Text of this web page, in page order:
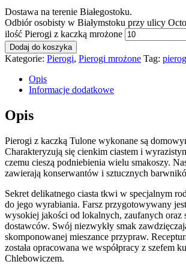
Dostawa na terenie Białegostoku.
Odbiór osobisty w Białymstoku przy ulicy
ilość Pierogi z kaczką mrożone
Dodaj do koszyka
Kategorie: Pierogi, Pierogi mrożone Tag:
Opis
Informacje dodatkowe
Opis
Pierogi z kaczką Tulone wykonane są
Charakteryzują się cienkim ciastem i
czemu cieszą podniebienia wielu smakoszy.
zawierają konserwantów i sztucznych
Sekret delikatnego ciasta tkwi w specjalnym
do jego wyrabiania. Farsz przygotowywany
wysokiej jakości od lokalnych, zaufanych oraz
dostawców. Swój niezwykły smak
skomponowanej mieszance przypraw.
została opracowana we współpracy z szefem
Chlebowiczem.